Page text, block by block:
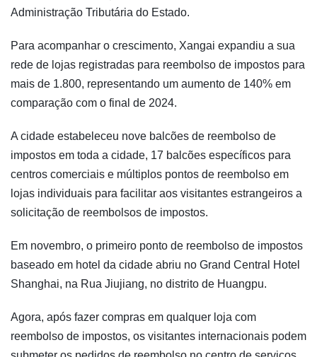
Administração Tributária do Estado.
Para acompanhar o crescimento, Xangai expandiu a sua
rede de lojas registradas para reembolso de impostos para
mais de 1.800, representando um aumento de 140% em
comparação com o final de 2024.
A cidade estabeleceu nove balcões de reembolso de
impostos em toda a cidade, 17 balcões específicos para
centros comerciais e múltiplos pontos de reembolso em
lojas individuais para facilitar aos visitantes estrangeiros a
solicitação de reembolsos de impostos.
Em novembro, o primeiro ponto de reembolso de impostos
baseado em hotel da cidade abriu no Grand Central Hotel
Shanghai, na Rua Jiujiang, no distrito de Huangpu.
Agora, após fazer compras em qualquer loja com
reembolso de impostos, os visitantes internacionais podem